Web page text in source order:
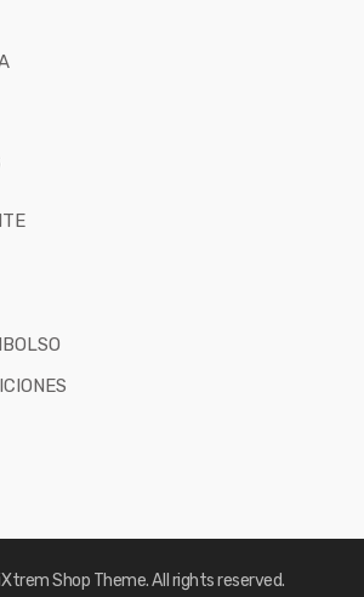
Shop Theme. All rights reserved.